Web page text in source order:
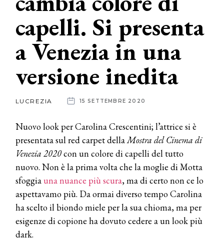
News
dalle
aziende
capelli. Si presenta
a Venezia in una
versione inedita
LUCREZIA 15 SETTEMBRE 2020
Nuovo look per Carolina Crescentini; l’attrice si è
presentata sul red carpet dellaMostra del Cinema di
Venezia 2020con un colore di capelli del tutto
nuovo. Non è la prima volta che la moglie di Motta
sfoggiauna nuance più scura, ma di certo non ce lo
aspettavamo più. Da ormai diverso tempo Carolina
ha scelto il biondo miele per la sua chioma, ma per
esigenze di copione ha dovuto cedere a un look più
dark.